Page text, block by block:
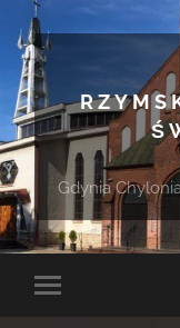
Gdynia
Toggle